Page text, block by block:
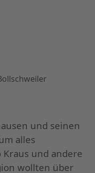
und seinen
alles
und andere
wollten über